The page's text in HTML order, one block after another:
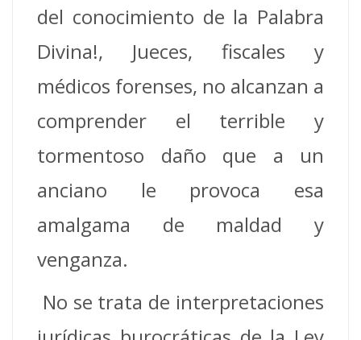
del conocimiento de la Palabra
Divina!, Jueces, fiscales y
médicos forenses, no alcanzan a
comprender el terrible y
tormentoso daño que a un
anciano le provoca esa
amalgama de maldad y
venganza.
No se trata de interpretaciones